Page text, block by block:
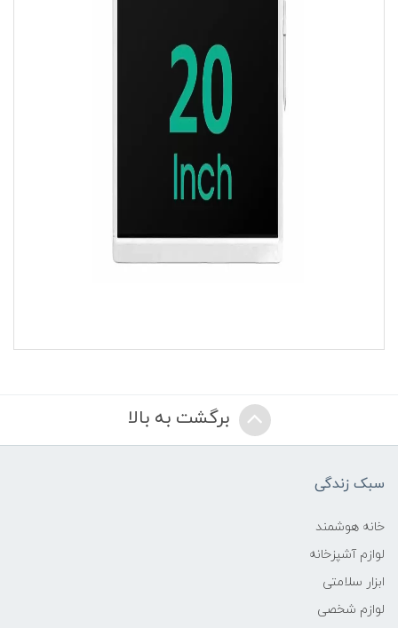
برگشت به بالا
سبک زندگی
خانه هوشمند
لوازم آشپزخانه
ابزار سلامتی
لوازم شخصی